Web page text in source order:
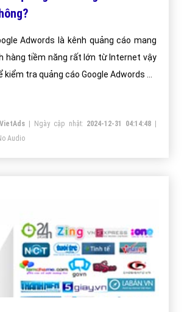
Adwords là kênh quảng cáo mang
hàng tiềm năng rất lớn từ Internet vậy
tra quảng cáo Google Adwords có
VietAds | Ngày cập nhật: 2024-12-31 04:14:48
Audio